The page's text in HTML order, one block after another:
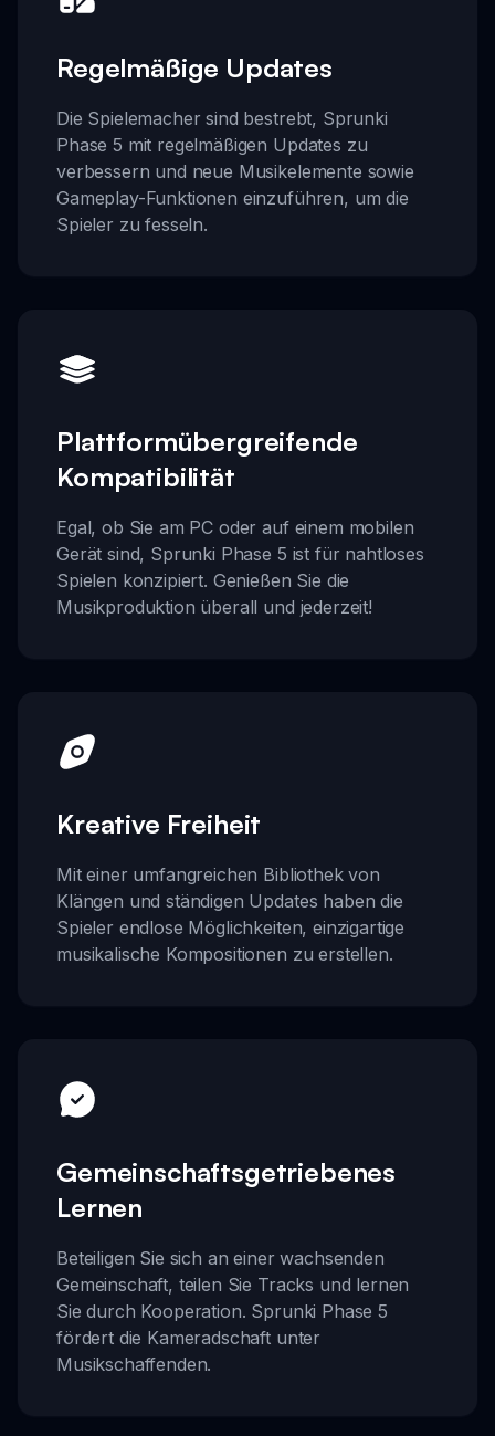
Regelmäßige Updates
Die Spielemacher sind bestrebt, Sprunki
Phase 5 mit regelmäßigen Updates zu
verbessern und neue Musikelemente sowie
Gameplay-Funktionen einzuführen, um die
Spieler zu fesseln.
Plattformübergreifende
Kompatibilität
Egal, ob Sie am PC oder auf einem mobilen
Gerät sind, Sprunki Phase 5 ist für nahtloses
Spielen konzipiert. Genießen Sie die
Musikproduktion überall und jederzeit!
Kreative Freiheit
Mit einer umfangreichen Bibliothek von
Klängen und ständigen Updates haben die
Spieler endlose Möglichkeiten, einzigartige
musikalische Kompositionen zu erstellen.
Gemeinschaftsgetriebenes
Lernen
Beteiligen Sie sich an einer wachsenden
Gemeinschaft, teilen Sie Tracks und lernen
Sie durch Kooperation. Sprunki Phase 5
fördert die Kameradschaft unter
Musikschaffenden.